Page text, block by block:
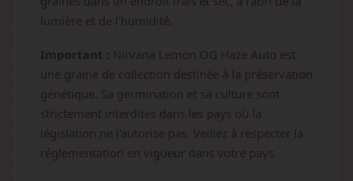
lumière et de l'humidité.
Important : Nirvana Lemon OG Haze Auto est
une graine de collection destinée à la préservation
génétique. Sa germination et sa culture sont
strictement interdites dans les pays où la
législation ne l'autorise pas. Veillez à respecter la
réglementation en vigueur dans votre pays.